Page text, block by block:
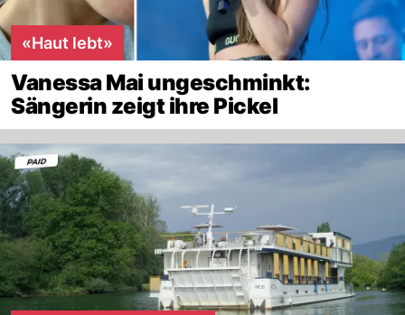
«Haut lebt»
Vanessa Mai ungeschminkt:
Sängerin zeigt ihre Pickel